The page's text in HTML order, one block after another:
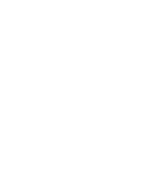
гравировкой в виде
сопранино (то
использовать
или же D G E A.
скорректировать
и нежного